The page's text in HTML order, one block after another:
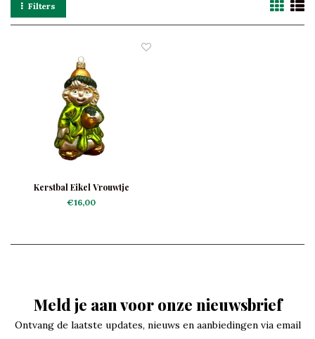
Filters
Kerstbal Eikel Vrouwtje
€16,00
Meld je aan voor onze nieuwsbrief
Ontvang de laatste updates, nieuws en aanbiedingen via email